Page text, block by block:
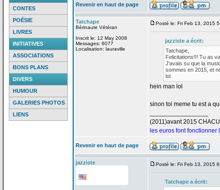
CONTES
POÉSIE
LIVRES
INITIATIVES
ASSOCIATIONS
BONS PLANS
DIVERS
HUMOUR
GALERIES PHOTOS
LIENS
Revenir en haut de page
Tatchape
Bérinaute Vétéran
Inscrit le: 12 May 2008
Messages: 6077
Localisation: lauraville
Posté le: Fri Feb 13, 2015
jazziste a écrit:
Tatchape,
Felicitations!!! Tu as
J'avais su que la
sommes en 2015, et
lol
hein man lol
sinon toi meme tu est a
(2011)avant 2015
les euros font fonctionner
Revenir en haut de page
jazziste Posté le: Fri Feb 13, 2015
Tatchape a écrit: